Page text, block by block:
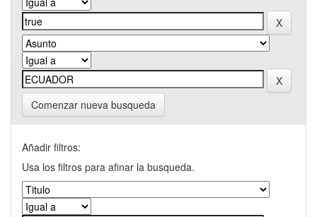
Comenzar nueva busqueda
Añadir filtros:
Usa los filtros para afinar la busqueda.